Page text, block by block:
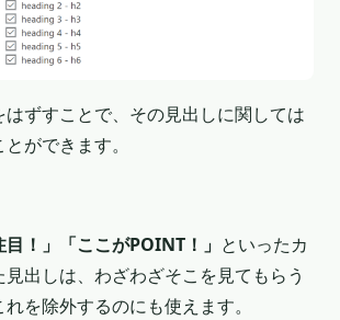
ずすことで、その見出しに関しては
ができます。
目！」「ここがPOINT！」 といったカ
出しは、わざわざそこを見てもらう
を除外するのにも使えます。